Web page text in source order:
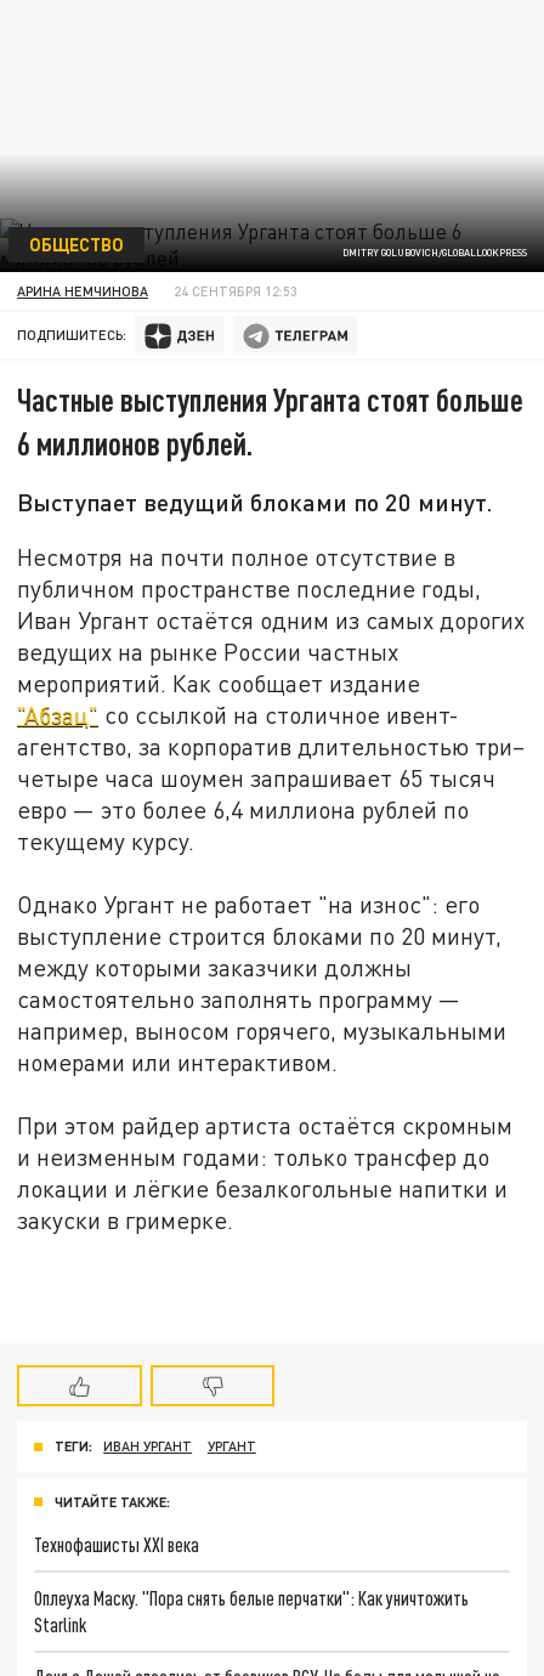
DMITRY GOLUBOVICH/GLOBALLOOKPRESS
ОБЩЕСТВО
АРИНА НЕМЧИНОВА 24 СЕНТЯБРЯ 12:53
ПОДПИШИТЕСЬ:
Частные выступления Урганта стоят больше
6 миллионов рублей.
Выступает ведущий блоками по 20 минут.
Несмотря на почти полное отсутствие в
публичном пространстве последние годы,
Иван Ургант остаётся одним из самых дорогих
ведущих на рынке России частных
мероприятий. Как сообщает издание
"Абзац" со ссылкой на столичное ивент-
агентство, за корпоратив длительностью три–
четыре часа шоумен запрашивает 65 тысяч
евро — это более 6,4 миллиона рублей по
текущему курсу.
Однако Ургант не работает "на износ": его
выступление строится блоками по 20 минут,
между которыми заказчики должны
самостоятельно заполнять программу —
например, выносом горячего, музыкальными
номерами или интерактивом.
При этом райдер артиста остаётся скромным
и неизменным годами: только трансфер до
локации и лёгкие безалкогольные напитки и
закуски в гримерке.
ТЕГИ: ИВАН УРГАНТ УРГАНТ
ЧИТАЙТЕ ТАКЖЕ:
Технофашисты XXI века
Оплеуха Маску. "Пора снять белые перчатки": Как уничтожить
Starlink